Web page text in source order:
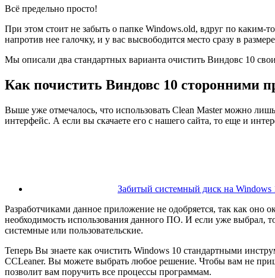
Всё предельно просто!
При этом стоит не забыть о папке Windows.old, вдруг по каким-
напротив нее галочку, и у вас высвободится место сразу в
Мы описали два стандартных варианта очистить Виндовс 10
Как почистить Виндовс 10 сторонними
Выше уже отмечалось, что использовать Сlean Master можно
интерфейс. А если вы скачаете его с нашего сайта, то еще и
Забитый системный диск на Windows
Разработчиками данное приложение не одобряется, так как оно
необходимость использования данного ПО. И если уже выбрал,
системные или пользовательские.
Теперь Вы знаете как очистить Windows 10 стандартными
CCLeaner. Вы можете выбрать любое решение. Чтобы вам не
позволит вам поручить все процессы программам.